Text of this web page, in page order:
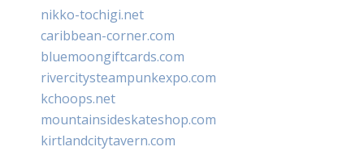
nikko-tochigi.net
caribbean-corner.com
bluemoongiftcards.com
rivercitysteampunkexpo.com
kchoops.net
mountainsideskateshop.com
kirtlandcitytavern.com